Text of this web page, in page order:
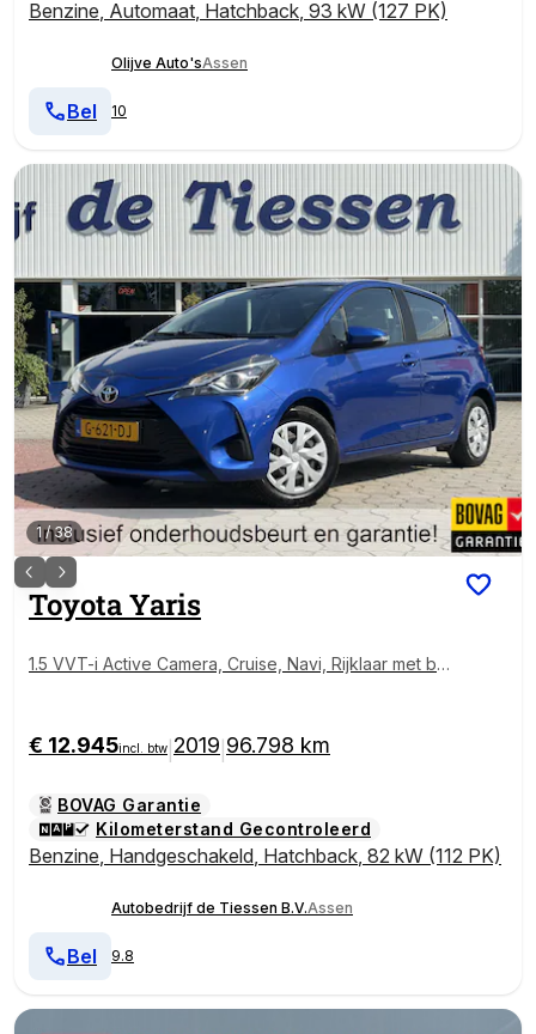
Benzine, Automaat, Hatchback, 93 kW (127 PK)
Olijve Auto'sAssen
10
Bel
1 /38
ToyotaYaris
1.5 VVT-i Active Camera, Cruise, Navi, Rijklaar met be
€ 12.945incl. btw 2019 96.798 km
BOVAG Garantie
Kilometerstand Gecontroleerd
Benzine, Handgeschakeld, Hatchback, 82 kW (112 PK)
Autobedrijf de Tiessen B.V.Assen
9.8
Bel